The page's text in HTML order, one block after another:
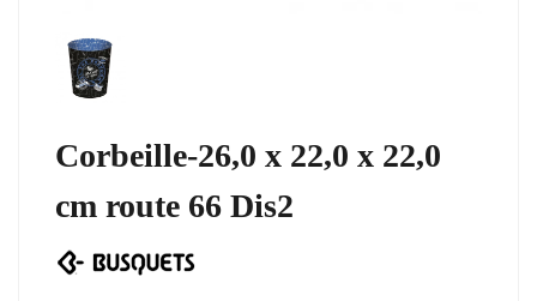
Corbeille-26,0 x 22,0 x 22,0
cm route 66 Dis2